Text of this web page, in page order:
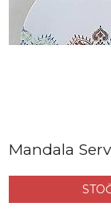
Mandala